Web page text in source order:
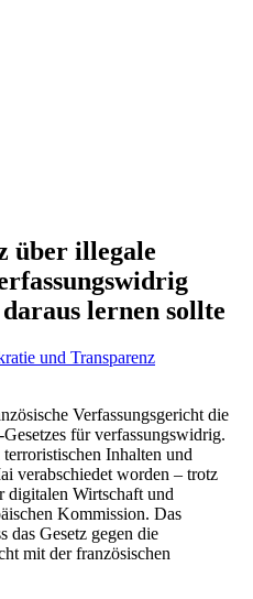
über illegale
lernen sollte
und Transparenz
Verfassungsgericht die
für verfassungswidrig.
Inhalten und
verabschiedet worden – trotz
digitalen Wirtschaft und
Kommission. Das
das Gesetz gegen die
mit der französischen